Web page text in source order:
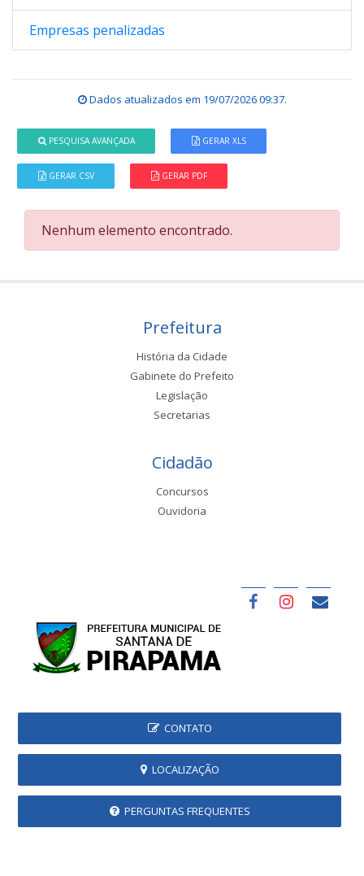
Empresas penalizadas
Dados atualizados em 19/07/2026 09:37.
PESQUISA AVANÇADA GERAR XLS
GERAR CSV GERAR PDF
Nenhum elemento encontrado.
Prefeitura
História da Cidade
Gabinete do Prefeito
Legislação
Secretarias
Cidadão
Concursos
Ouvidoria
CONTATO
LOCALIZAÇÃO
PERGUNTAS FREQUENTES